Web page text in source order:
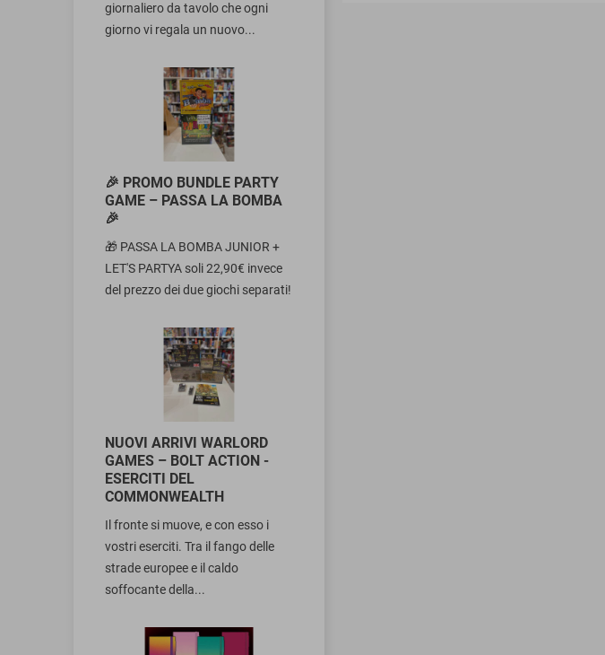
giornaliero da tavolo che ogni
giorno vi regala un nuovo...
🎉 PROMO BUNDLE PARTY
GAME – PASSA LA BOMBA
🎉
🎁 PASSA LA BOMBA JUNIOR +
LET'S PARTYA soli 22,90€ invece
del prezzo dei due giochi separati!
NUOVI ARRIVI WARLORD
GAMES – BOLT ACTION -
ESERCITI DEL
COMMONWEALTH
Il fronte si muove, e con esso i
vostri eserciti. Tra il fango delle
strade europee e il caldo
soffocante della...